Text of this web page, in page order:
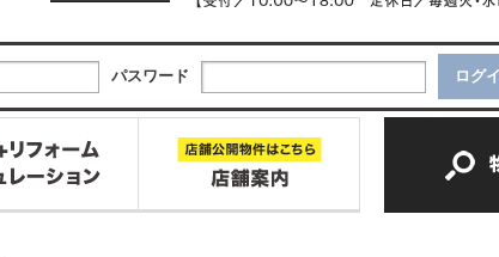
パスワード